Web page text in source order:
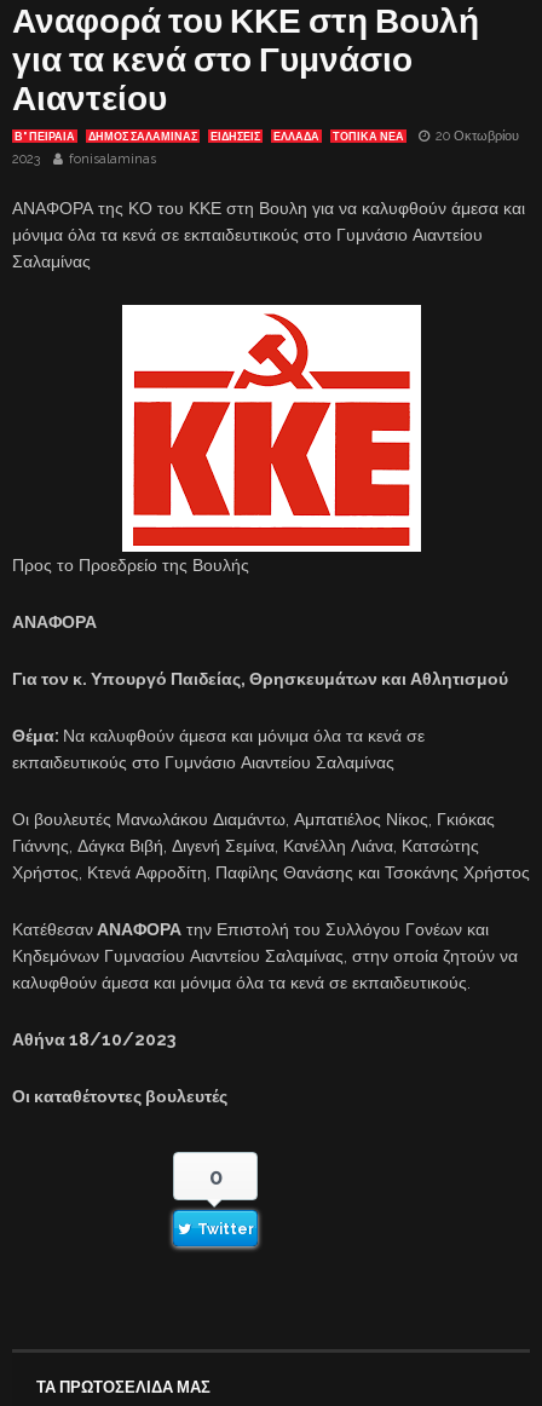
Αναφορά του ΚΚΕ στη Βουλή
για τα κενά στο Γυμνάσιο
Αιαντείου
Β' ΠΕΙΡΑΙΑ ΔΗΜΟΣ ΣΑΛΑΜΙΝΑΣ ΕΙΔΗΣΕΙΣ ΕΛΛΑΔΑ ΤΟΠΙΚΑ ΝΕΑ
20 Οκτωβρίου
2023
fonisalaminas
ΑΝΑΦΟΡΑ της ΚΟ του ΚΚΕ στη Βουλη για να καλυφθούν άμεσα και
μόνιμα όλα τα κενά σε εκπαιδευτικούς στο Γυμνάσιο Αιαντείου
Σαλαμίνας
Προς το Προεδρείο της Βουλής
ΑΝΑΦΟΡΑ
Για τον κ. Υπουργό Παιδείας, Θρησκευμάτων και Αθλητισμού
Θέμα: Να καλυφθούν άμεσα και μόνιμα όλα τα κενά σε
εκπαιδευτικούς στο Γυμνάσιο Αιαντείου Σαλαμίνας
Οι βουλευτές Μανωλάκου Διαμάντω, Αμπατιέλος Νίκος, Γκιόκας
Γιάννης, Δάγκα Βιβή, Διγενή Σεμίνα, Κανέλλη Λιάνα, Κατσώτης
Χρήστος, Κτενά Αφροδίτη, Παφίλης Θανάσης και Τσοκάνης Χρήστος
ΚατέθεσανΑΝΑΦΟΡΑ την Επιστολή του Συλλόγου Γονέων και
Κηδεμόνων Γυμνασίου Αιαντείου Σαλαμίνας, στην οποία ζητούν να
καλυφθούν άμεσα και μόνιμα όλα τα κενά σε εκπαιδευτικούς.
Αθήνα 18/10/2023
Οι καταθέτοντες βουλευτές
0
Twitter
ΤΑ ΠΡΩΤΟΣΕΛΙΔΑ ΜΑΣ